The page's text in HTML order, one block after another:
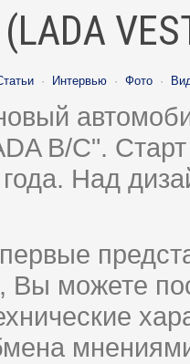
· Интервью · Фото ·
B/C".
Над
Вы можете